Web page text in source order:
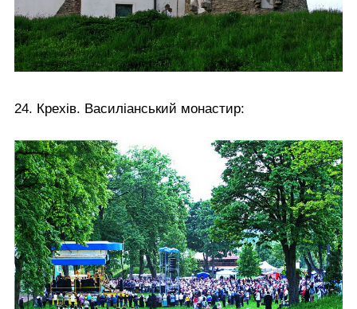
24. Крехів. Василіанський монастир: